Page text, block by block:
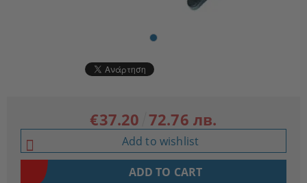
€37.20 72.76 лв.
Add to wishlist